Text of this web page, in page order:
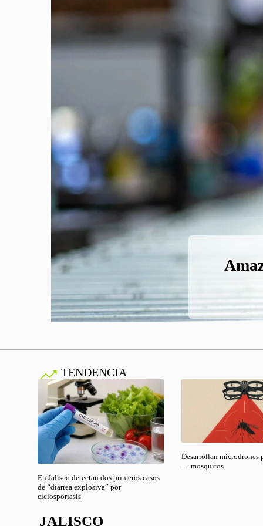
TENDENCIA
En Jalisco detectan dos primeros casos
de “diarrea explosiva” por
ciclosporiasis
Desarrollan microdrones
… mosquitos
JALISCO